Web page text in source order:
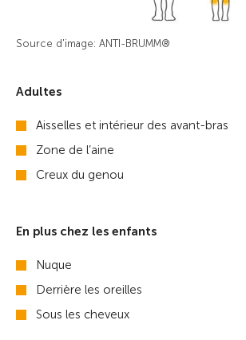
Source d'image: ANTI-BRUMM®
Adultes
Aisselles et intérieur des avant-bras
Zone de l’aine
Creux du genou
En plus chez les enfants
Nuque
Derrière les oreilles
Sous les cheveux